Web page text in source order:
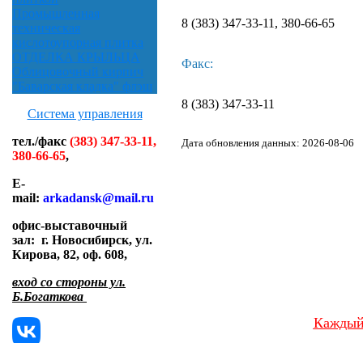
Промышленная
техническая
кислотоупорная плитка
ОТДЕЛКА КРЫЛЬЦА
Облицовочный кирпич
"Баварская кладка" флэш
Система управления
тел./факс (383) 347-33-11,
380-66-65,
E-
mail: arkadansk@mail.ru
офис-выставочный
зал: г. Новосибирск, ул.
Кирова, 82, оф. 608,
вход со стороны ул.
Б.Богаткова
8 (383) 347-33-11, 380-66-65
Факс:
8 (383) 347-33-11
Дата обновления данных: 2026-08-06
Каждый